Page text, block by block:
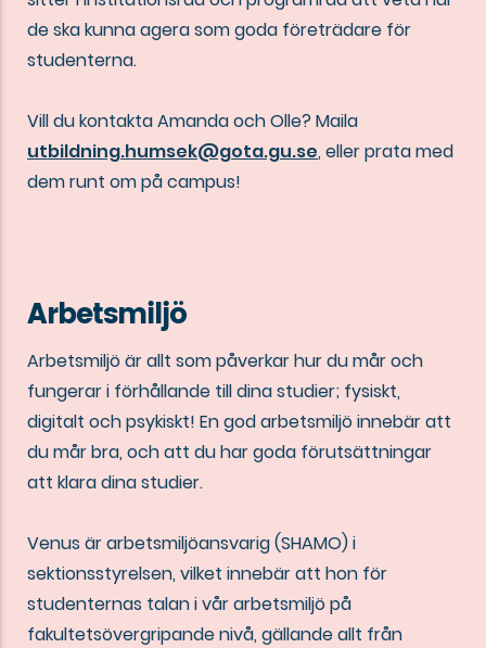
de ska kunna agera som goda företrädare för
studenterna.
Vill du kontakta Amanda och Olle? Maila
utbildning.humsek@gota.gu.se, eller prata med
dem runt om på campus!
Arbetsmiljö
Arbetsmiljö är allt som påverkar hur du mår och
fungerar i förhållande till dina studier; fysiskt,
digitalt och psykiskt! En god arbetsmiljö innebär att
du mår bra, och att du har goda förutsättningar
att klara dina studier.
Venus är arbetsmiljöansvarig (SHAMO) i
sektionsstyrelsen, vilket innebär att hon för
studenternas talan i vår arbetsmiljö på
fakultetsövergripande nivå, gällande allt från